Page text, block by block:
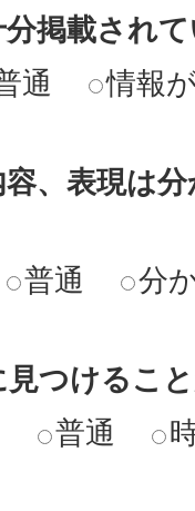
掲載され
通 情報
、表現は
普通 分
つけるこ
普通